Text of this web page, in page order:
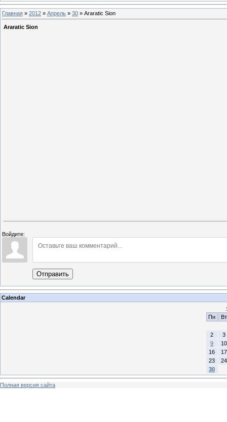
Главная » 2012 » Апрель » 30 » Araratic Sion
Araratic Sion
Войдите:
Отправить
Calendar
Пн
Вт
2
3
9
10
16
17
23
24
30
Полная версия сайта